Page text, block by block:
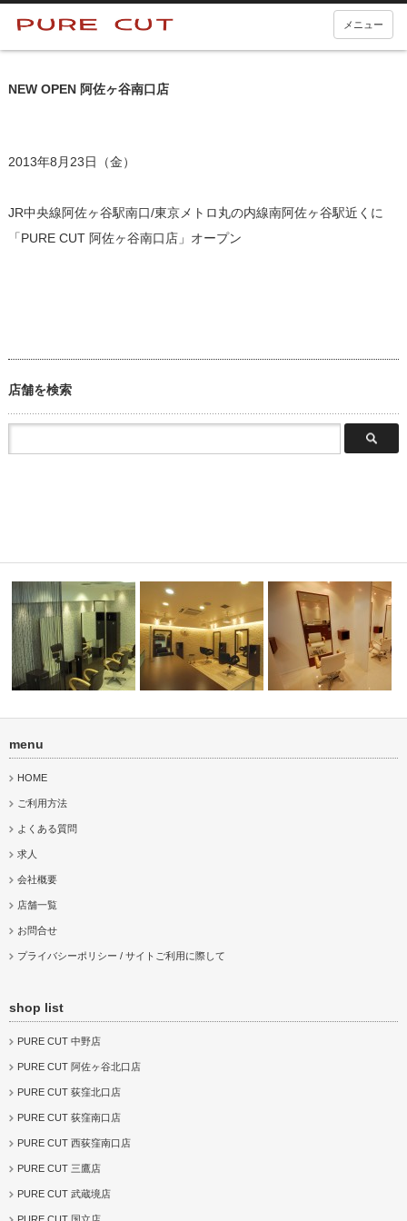
メニュー
NEW OPEN 阿佐ヶ谷南口店
2013年8月23日（金）
JR中央線阿佐ヶ谷駅南口/東京メトロ丸の内線南阿佐ヶ谷駅近くに
「PURE CUT 阿佐ヶ谷南口店」オープン
店舗を検索
PURE CUT 荻窪北口店
menu
HOME
ご利用方法
よくある質問
求人
会社概要
店舗一覧
お問合せ
プライバシーポリシー / サイトご利用に際して
shop list
PURE CUT 中野店
PURE CUT 阿佐ヶ谷北口店
PURE CUT 荻窪北口店
PURE CUT 荻窪南口店
PURE CUT 西荻窪南口店
PURE CUT 三鷹店
PURE CUT 武蔵境店